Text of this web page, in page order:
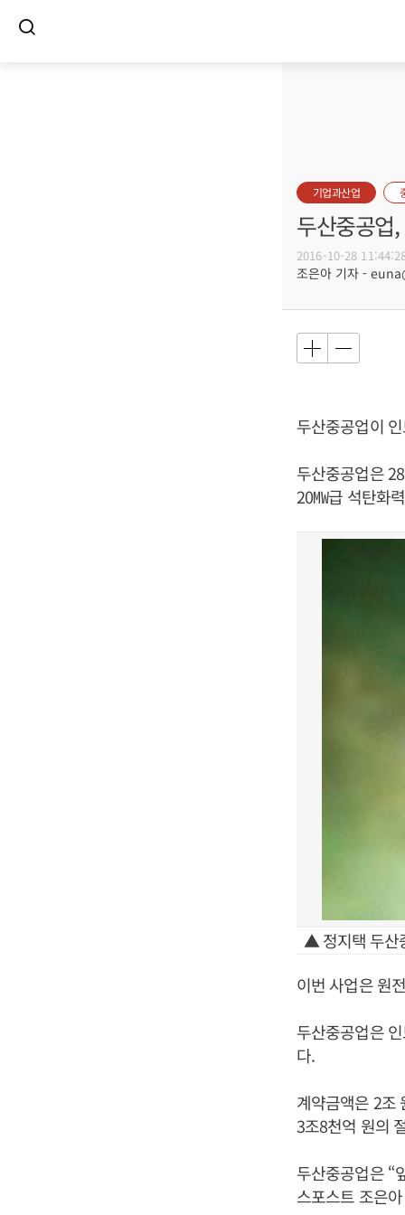
기업과산업
두산중공업
2016-10-28
조은아 기자 -
두산중공업이
두산중공업은
20㎿급 석탄화
▲ 정지택 두산
이번 사업은 원
두산중공업은
다.
계약금액은 2조
3조8천억 원의
두산중공업은 “
스포스트 조은